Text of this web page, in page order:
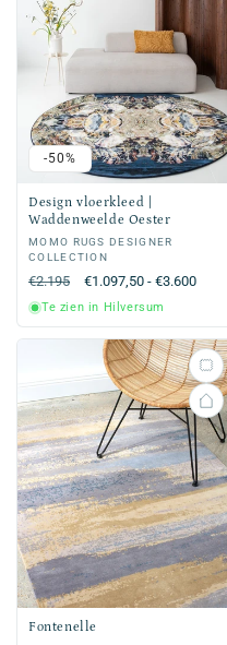
-50%
Design vloerkleed |
Waddenweelde Oester
Verkoper:
MOMO RUGS DESIGNER
COLLECTION
Normale
prijs
€2.195 Aanbiedingsprijs
€1.097,50 - €3.600
Te zien in Hilversum
Fontenelle